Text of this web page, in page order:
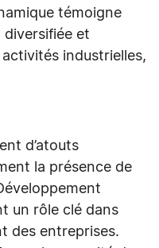
témoigne
diversifiée et
industrielles,
d’atouts
la présence de
un rôle clé dans
des entreprises.